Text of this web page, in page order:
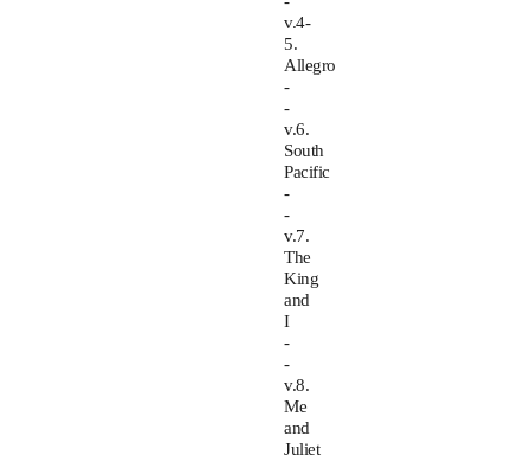
v.4-
5.
Allegro
-
-
v.6.
South
Pacific
-
-
v.7.
The
King
and
I
-
-
v.8.
Me
and
Juliet